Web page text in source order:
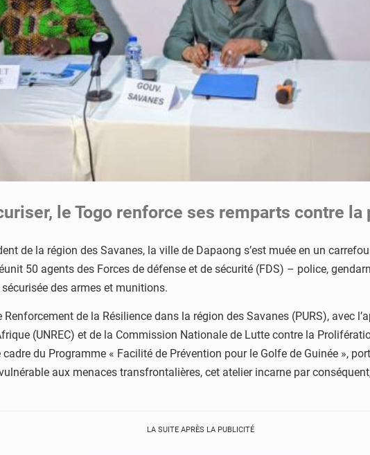
le Togo renforce ses remparts contre
de la région des Savanes, la ville de Dapaong s’est muée en un
50 agents des Forces de défense et de sécurité (FDS) – police,
des armes et munitions.
Renforcement de la Résilience dans la région des Savanes (PURS), avec
(UNREC) et de la Commission Nationale de Lutte contre la
du Programme « Facilité de Prévention pour le Golfe de Guinée »,
aux menaces transfrontalières, cet atelier incarne par
LA SUITE APRÈS LA PUBLICITÉ